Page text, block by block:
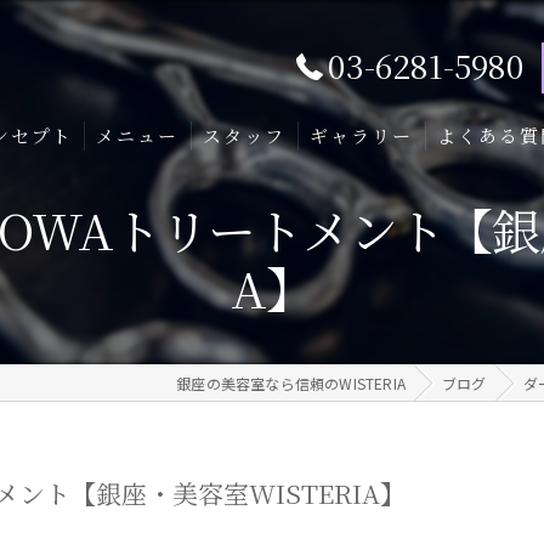
03-6281-5980
セプト メニュー スタッフ ギャラリー よくある
トリートメント【
A】
銀座の美容室なら信頼のWISTERIA ブログ ダ
ト【銀座・美容室WISTERIA】